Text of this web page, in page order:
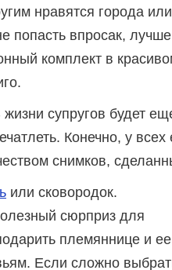
нравятся города или
попасть впросак, лучше
комплект в
жизни супругов будет
Конечно, у
снимков,
или сковородок.
сюрприз для
племяннице и ее
Если сложно